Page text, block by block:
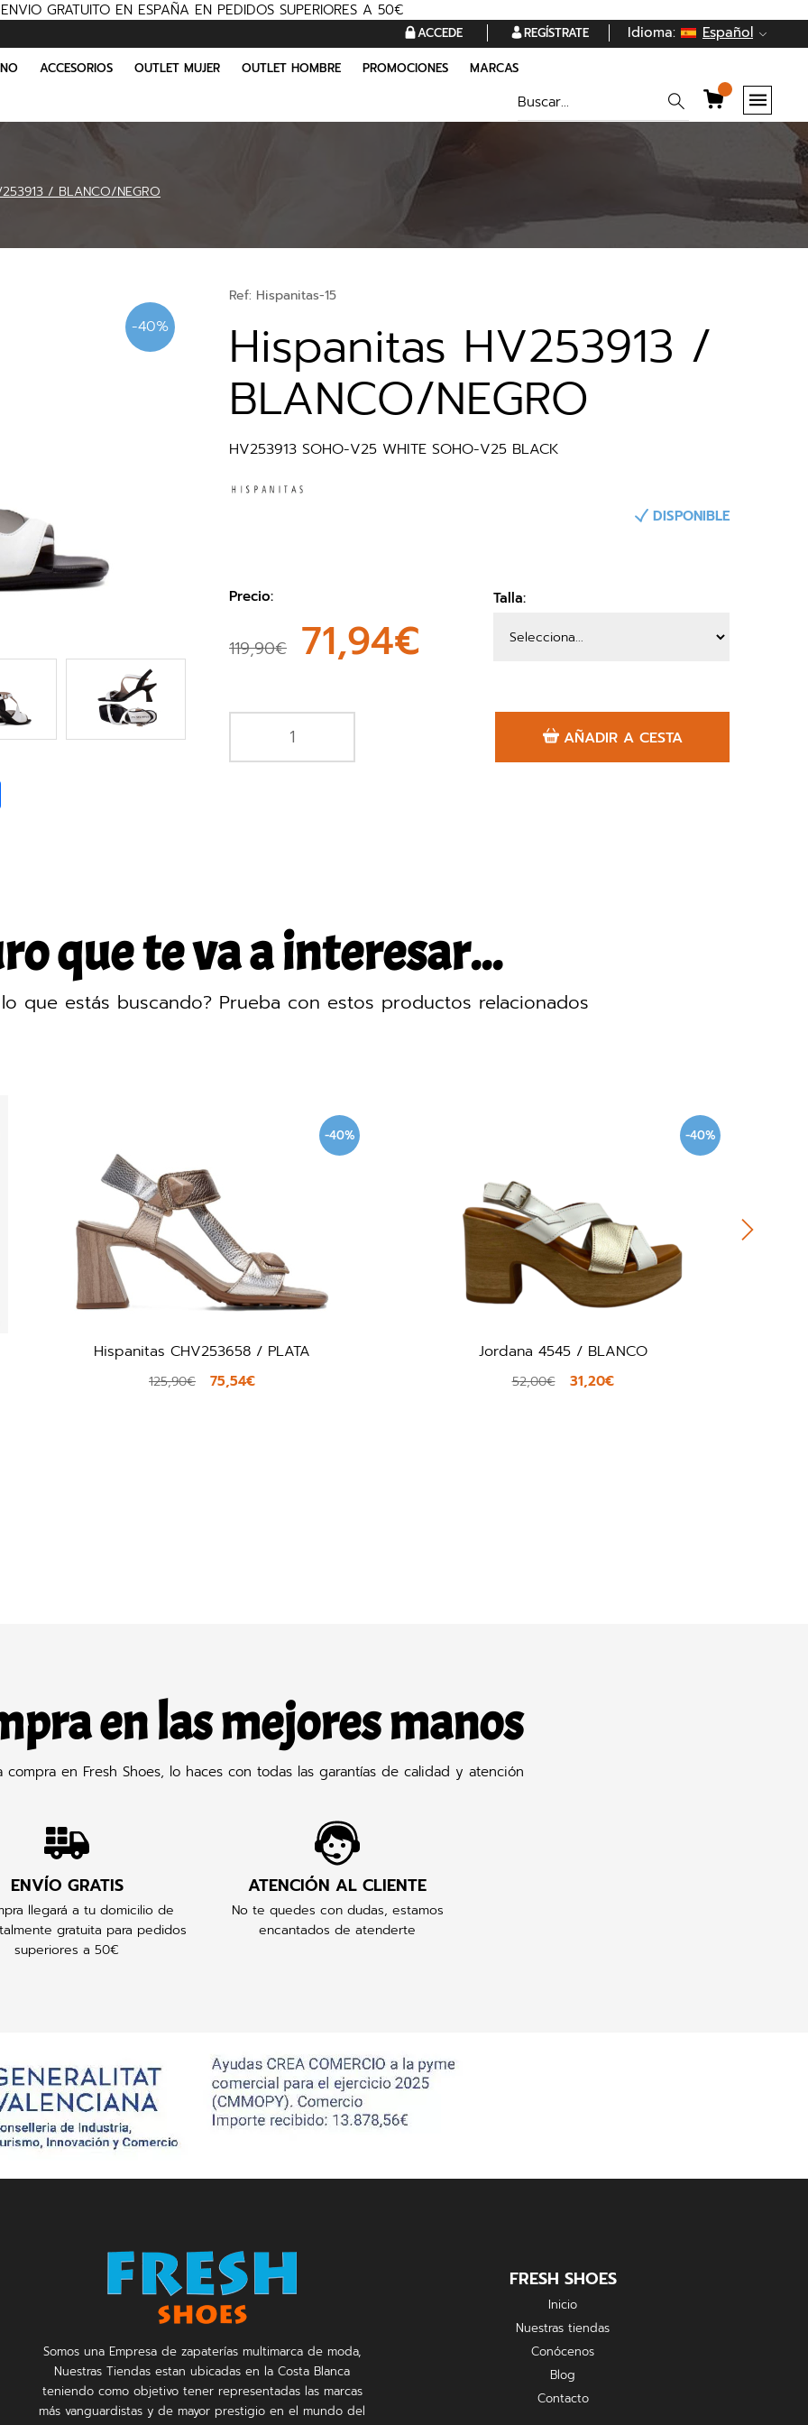
ENVIO GRATUITO EN ESPAÑA EN PEDIDOS SUPERIORES A 50€
ACCEDE REGÍSTRATE Idioma: Español
ACCESORIOS OUTLET MUJER OUTLET HOMBRE PROMOCIONES MARCAS
/ BLANCO/NEGRO
-40%
Ref: Hispanitas-15
Hispanitas HV253913 /
BLANCO/NEGRO
HV253913 SOHO-V25 WHITE SOHO-V25 BLACK
DISPONIBLE
Precio:
119,90€ 71,94€
Talla:
AÑADIR A CESTA
que te va a interesar...
que estás buscando? Prueba con estos productos relacionados
Jordana 4545 / BLANCO
52,00€
Alma en Pena 325 / BRONZE
125,00€
en las mejores manos
compra en Fresh Shoes, lo haces con todas las garantías de calidad y atención
ENVÍO GRATIS
llegará a tu domicilio de
gratuita para pedidos
superiores a 50€
ATENCIÓN AL CLIENTE
No te quedes con dudas, estamos
encantados de atenderte
Somos una Empresa de zapaterías multimarca de moda,
Nuestras Tiendas estan ubicadas en la Costa Blanca
teniendo como objetivo tener representadas las marcas
más vanguardistas y de mayor prestigio en el mundo del
FRESH SHOES
Inicio
Nuestras tiendas
Conócenos
Blog
Contacto